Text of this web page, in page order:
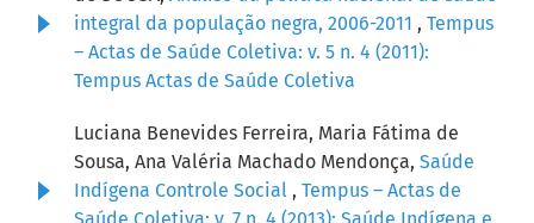
integral da população negra, 2006-2011 , Tempus
– Actas de Saúde Coletiva: v. 5 n. 4 (2011):
Tempus Actas de Saúde Coletiva
Luciana Benevides Ferreira, Maria Fátima de
Sousa, Ana Valéria Machado Mendonça, Saúde
Indígena Controle Social , Tempus – Actas de